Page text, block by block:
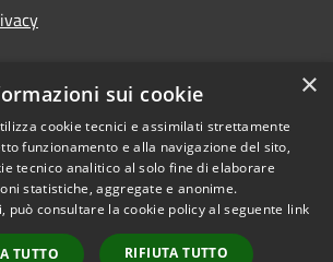
accessibilità
Copyright © 2026 • Comune di
Presicce - Acquarica • Powered
byMunicipium Accesso
×
sui cookie
cookie tecnici e assimilati strettamente
funzionamento e alla navigazione del sito,
tecnico analitico al solo fine di elaborare
statistiche, aggregate e anonime.
può consultare la cookie policy al seguente link
TUTTO RIFIUTA TUTTO